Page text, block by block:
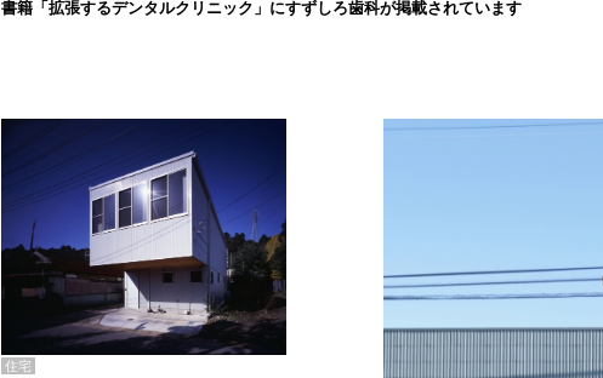
書籍「拡張するデンタルクリニック」にすずしろ歯科が掲載されています
住宅